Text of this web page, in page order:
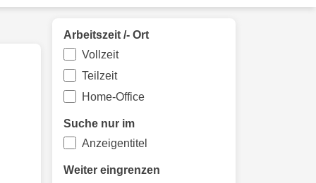
Arbeitszeit /- Ort
Vollzeit
Teilzeit
Home-Office
Suche nur im
Anzeigentitel
Weiter eingrenzen